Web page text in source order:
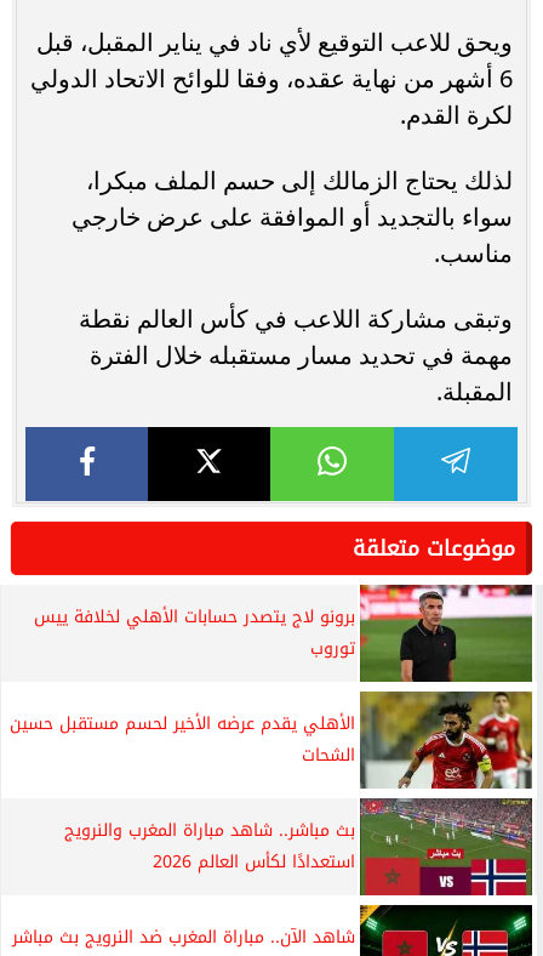
ويحق للاعب التوقيع لأي ناد في يناير المقبل، قبل
6 أشهر من نهاية عقده، وفقا للوائح الاتحاد الدولي
لكرة القدم.
لذلك يحتاج الزمالك إلى حسم الملف مبكرا،
سواء بالتجديد أو الموافقة على عرض خارجي
مناسب.
وتبقى مشاركة اللاعب في كأس العالم نقطة
مهمة في تحديد مسار مستقبله خلال الفترة
المقبلة.
موضوعات متعلقة
برونو لاج يتصدر حسابات الأهلي لخلافة ييس
توروب
الأهلي يقدم عرضه الأخير لحسم مستقبل حسين
الشحات
بث مباشر.. شاهد مباراة المغرب والنرويج
استعدادًا لكأس العالم 2026
شاهد الآن.. مباراة المغرب ضد النرويج بث مباشر